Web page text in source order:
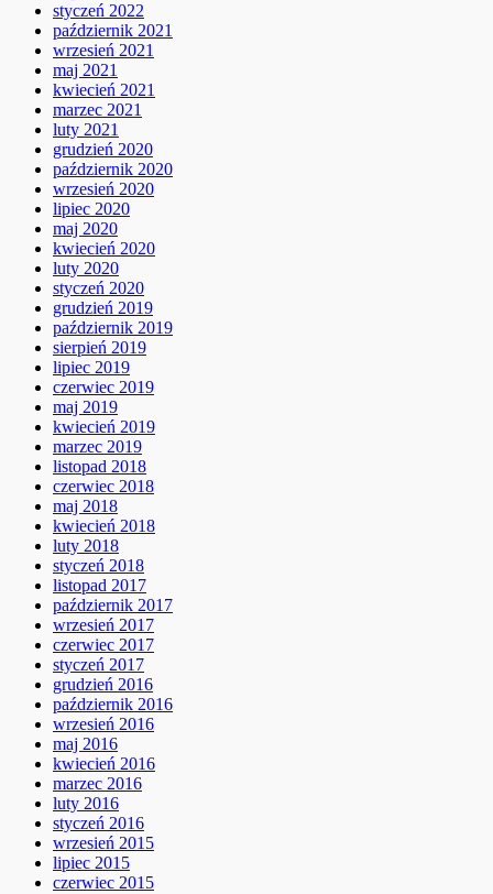
styczeń 2022
październik 2021
wrzesień 2021
maj 2021
kwiecień 2021
marzec 2021
luty 2021
grudzień 2020
październik 2020
wrzesień 2020
lipiec 2020
maj 2020
kwiecień 2020
luty 2020
styczeń 2020
grudzień 2019
październik 2019
sierpień 2019
lipiec 2019
czerwiec 2019
maj 2019
kwiecień 2019
marzec 2019
listopad 2018
czerwiec 2018
maj 2018
kwiecień 2018
luty 2018
styczeń 2018
listopad 2017
październik 2017
wrzesień 2017
czerwiec 2017
styczeń 2017
grudzień 2016
październik 2016
wrzesień 2016
maj 2016
kwiecień 2016
marzec 2016
luty 2016
styczeń 2016
wrzesień 2015
lipiec 2015
czerwiec 2015